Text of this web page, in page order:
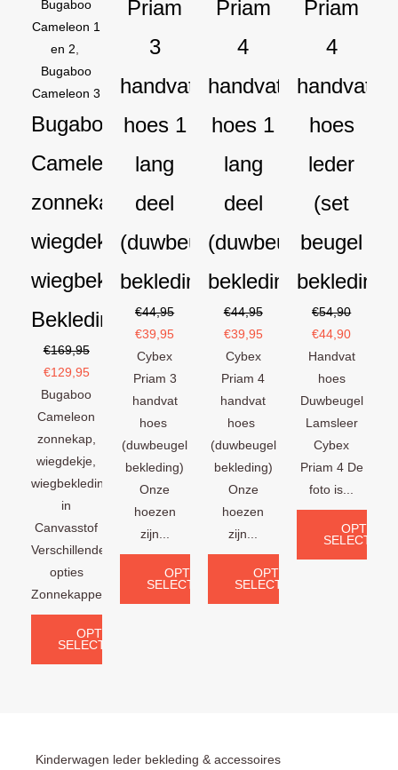
Bugaboo
Cameleon 1
en 2
Bugaboo
Cameleon 3
Bugaboo
Cameleon
zonnekap
wiegdekje
wiegbekleding
Bekledingset
€169,95
€129,95
Bugaboo
Cameleon
zonnekap,
wiegdekje,
wiegbekleding
in
Canvasstof
Verschillende
opties
Zonnekappen:...
OPTIES
SELECTEREN
Priam
3
handvat
hoes 1
lang
deel
(duwbeugel
bekleding)
€44,95
€39,95
Cybex
Priam 3
handvat
hoes
(duwbeugel
bekleding)
Onze
hoezen
zijn...
OPTIES
SELECTEREN
Priam
4
handvat
hoes 1
lang
deel
(duwbeugel
bekleding)
€44,95
€39,95
Cybex
Priam 4
handvat
hoes
(duwbeugel
bekleding)
Onze
hoezen
zijn...
OPTIES
SELECTEREN
Priam
4
handvat
hoes
leder
(set
beugel
bekleding)
€54,90
€44,90
Handvat
hoes
Duwbeugel
Lamsleer
Cybex
Priam 4 De
foto is...
OPTIES
Kinderwagen leder bekleding & accessoires